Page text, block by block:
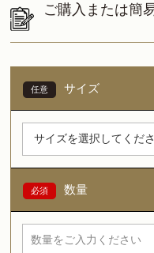
ご購入または簡
サイズ
数量